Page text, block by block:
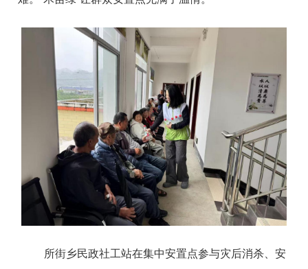
所街乡民政社工站在集中安置点参与灾后消杀、安